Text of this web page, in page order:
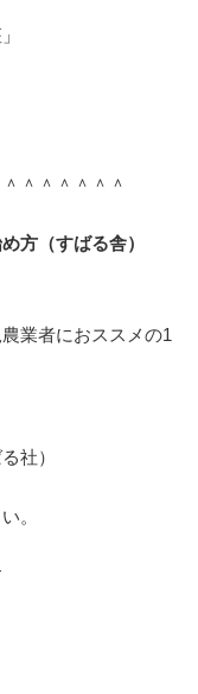
＾＾＾＾＾＾
方（すばる舎）
業者におススメの1
社）
。